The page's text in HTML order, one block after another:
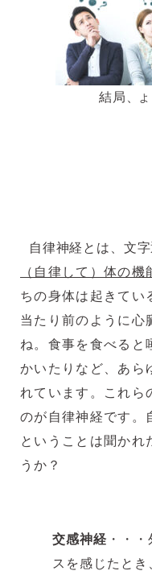
結局、
自律神経とは、文字
（自律して）体の
ちの身体は起きてい
当たり前のように心
ね。食事を食べると
かいたりなど、あら
れています。これら
のが自律神経です。
ということは聞かれ
うか？
交感神経 ・・
スを感じたと